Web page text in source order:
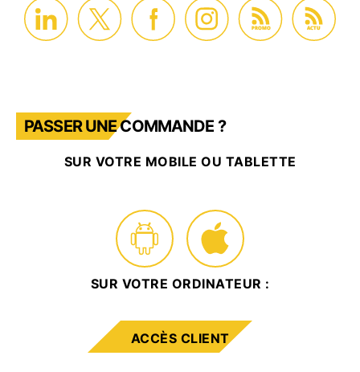
PROMO ACTU
PASSER UNE COMMANDE ?
SUR VOTRE MOBILE OU TABLETTE
SUR VOTRE ORDINATEUR :
ACCÈS CLIENT